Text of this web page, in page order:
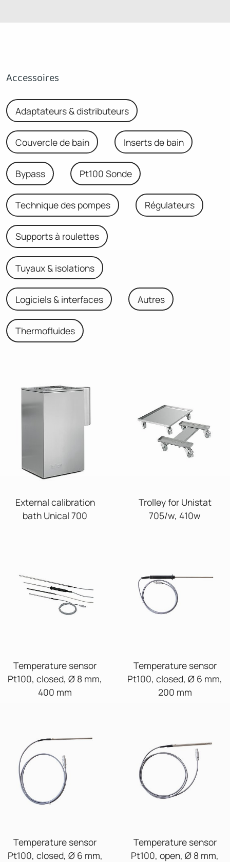
Accessoires
Adaptateurs & distributeurs
Couvercle de bain Inserts de bain
Bypass Pt100 Sonde
Technique des pompes Régulateurs
Supports à roulettes
Tuyaux & isolations
Logiciels & interfaces Autres
Thermofluides
External calibration
bath Unical 700
Trolley for Unistat
705/w, 410w
Temperature sensor
Pt100, closed, Ø 8 mm,
400 mm
Temperature sensor
Pt100, closed, Ø 6 mm,
200 mm
Temperature sensor
Pt100, closed, Ø 6 mm,
Temperature sensor
Pt100, open, Ø 8 mm,